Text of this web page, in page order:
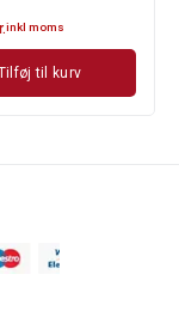
inkl moms
til kurv